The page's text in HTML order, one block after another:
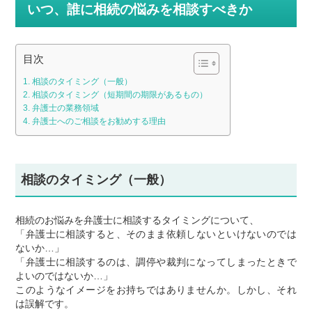
いつ、誰に相続の悩みを相談すべきか
目次
相談のタイミング（一般）
相談のタイミング（短期間の期限があるもの）
弁護士の業務領域
弁護士へのご相談をお勧めする理由
相談のタイミング（一般）
相続のお悩みを弁護士に相談するタイミングについて、
「弁護士に相談すると、そのまま依頼しないといけないのでは
ないか…」
「弁護士に相談するのは、調停や裁判になってしまったときで
よいのではないか…」
このようなイメージをお持ちではありませんか。しかし、それ
は誤解です。